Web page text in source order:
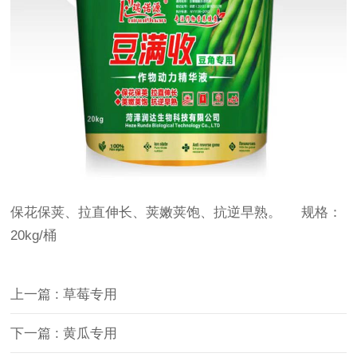
保花保荚、拉直伸长、荚嫩荚饱、抗逆早熟。 规格：
20kg/桶
上一篇 : 草莓专用
下一篇 : 黄瓜专用